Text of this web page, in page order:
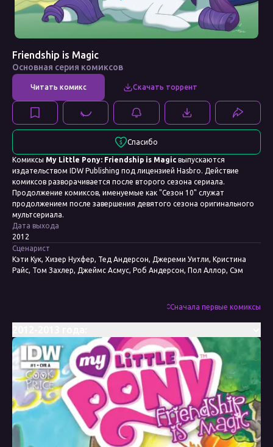
Friendship is Magic
Основная серия комиксов
Спасибо
Комиксы My Little Pony: Friendship is Magic выпускаются
издательством IDW Publishing под лицензией Hasbro. Действие
комиксов разворачивается после второго сезона сериала.
Продолжение комиксов, именуемые как "Сезон 10" служат
продолжением после завершения девятого сезона оригинального
мультсериала.
Дата выхода
2012
Сценарист
Кэти Кук, Хизер Нухфер, Тед Андерсон, Джереми Уитли, Кристина
Райс, Том Захлер, Джеймс Асмус, Роб Андерсон, Пол Аллор, Сэм
Энди Прайс, Эми Мебберсон, Бренда Хики, Агнес Гарбовска, Джей П.
Колорист
Хизер Брекель, Лорен Перри, Николетта Балдари, Марисса Луиза
Редактор
Бобби Керноу, Меган Браун
Сначала первые комиксы